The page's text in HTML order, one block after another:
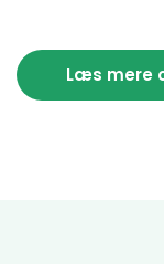
Læs mere